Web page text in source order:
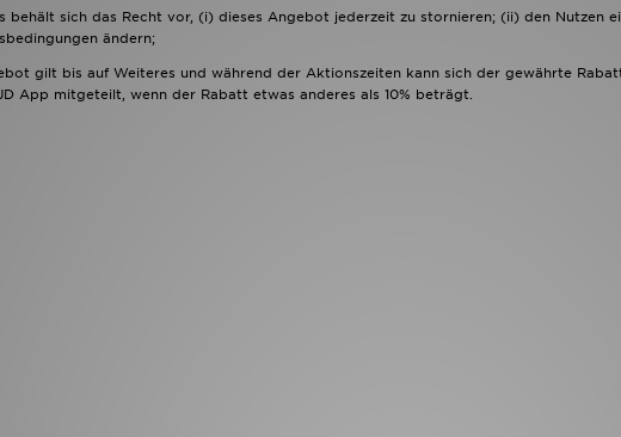
behält sich das Recht vor, (i) dieses Angebot jederzeit zu stornieren; (ii) den Nutzen
ändern;
gilt bis auf Weiteres und während der Aktionszeiten kann sich der gewährte
App mitgeteilt, wenn der Rabatt etwas anderes als 10% beträgt.